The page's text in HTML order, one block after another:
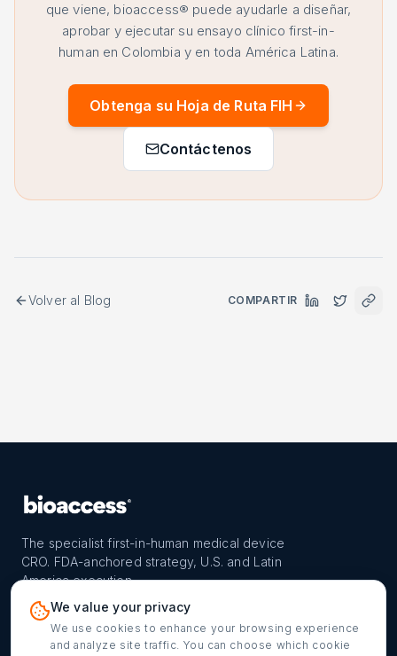
que viene, bioaccess® puede ayudarle a diseñar,
aprobar y ejecutar su ensayo clínico first-in-
human en Colombia y en toda América Latina.
Obtenga su Hoja de Ruta FIH
Contáctenos
Volver al Blog COMPARTIR
The specialist first-in-human medical device
CRO. FDA-anchored strategy, U.S. and Latin
America execution.
FIH-12™ model
Countries
info@bioaccessla.com
We value your privacy
We use cookies to enhance your browsing experience
and analyze site traffic. You can choose which cookie